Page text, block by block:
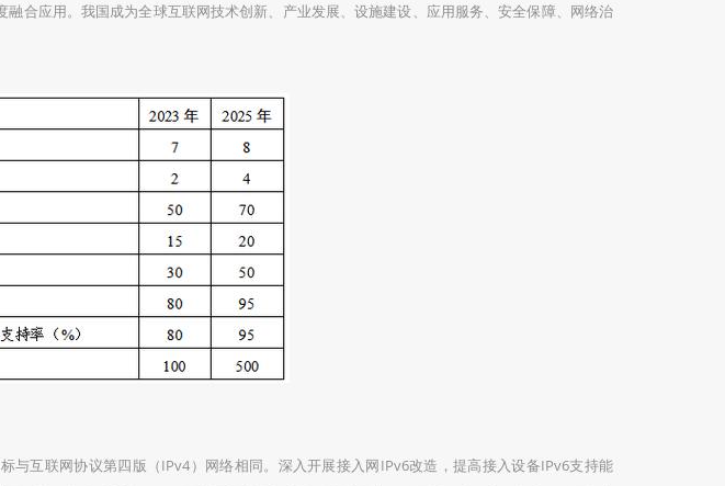
应用。我国成为全球互联网技术创新、产业发展、设施建设、应用服务、安全保障、网络治
互联网协议第四版（IPv4）网络相同。深入开展接入网IPv6改造，提高接入设备IPv6支持能